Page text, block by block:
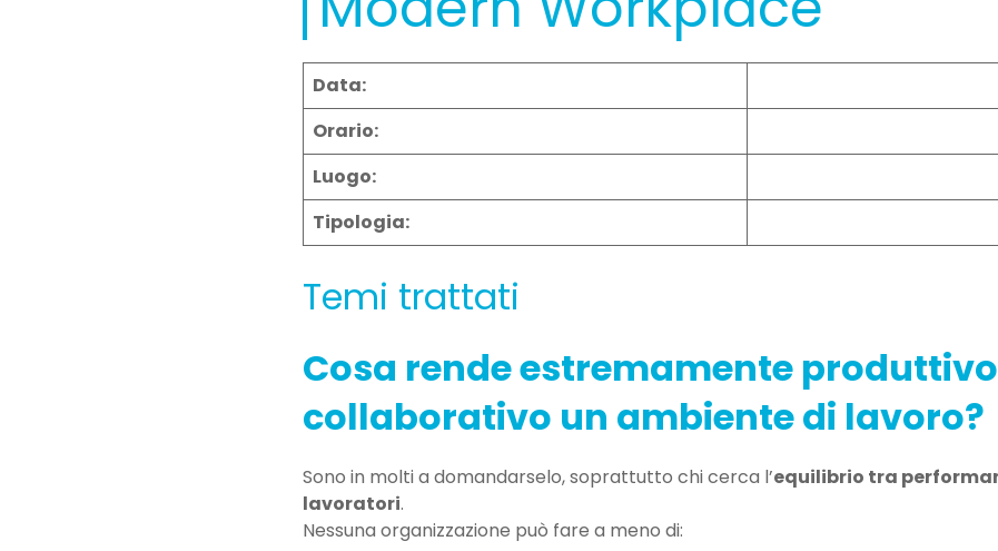
Data:
Orario:
Luogo:
Tipologia:
Temi trattati
Cosa rende estremamente
collaborativo un ambiente di lavoro?
Sono in molti a domandarselo, soprattutto chi cerca l’equilibrio tra
lavoratori.
Nessuna organizzazione può fare a meno di: